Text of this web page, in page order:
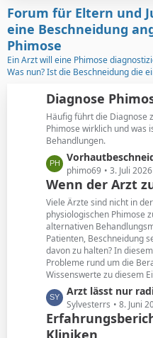
ä
g
e
t
e
B
e
i
t
r
ä
g
e
Forum für Eltern und
eine Beschneidung
Phimose
Ein Arzt will eine Phimose
Was nun? Ist die Beschneidung die
Diagnose
Häufig führt die Diagnose
Phimose wirklich und was
Behandlungen.
L
e
t
z
t
e
B
e
i
r
ä
g
phimo69 3. Juli
Wenn der Arzt
Viele Ärzte sind nicht in
physiologischen Phimose
alternativen
Patienten, Beschneidung
davon zu halten? In
Probleme rund um die
Wissenswerte zu diesem
L
e
t
z
Arzt lässt nur
Sylvesterrs 8. Juni
Kliniken